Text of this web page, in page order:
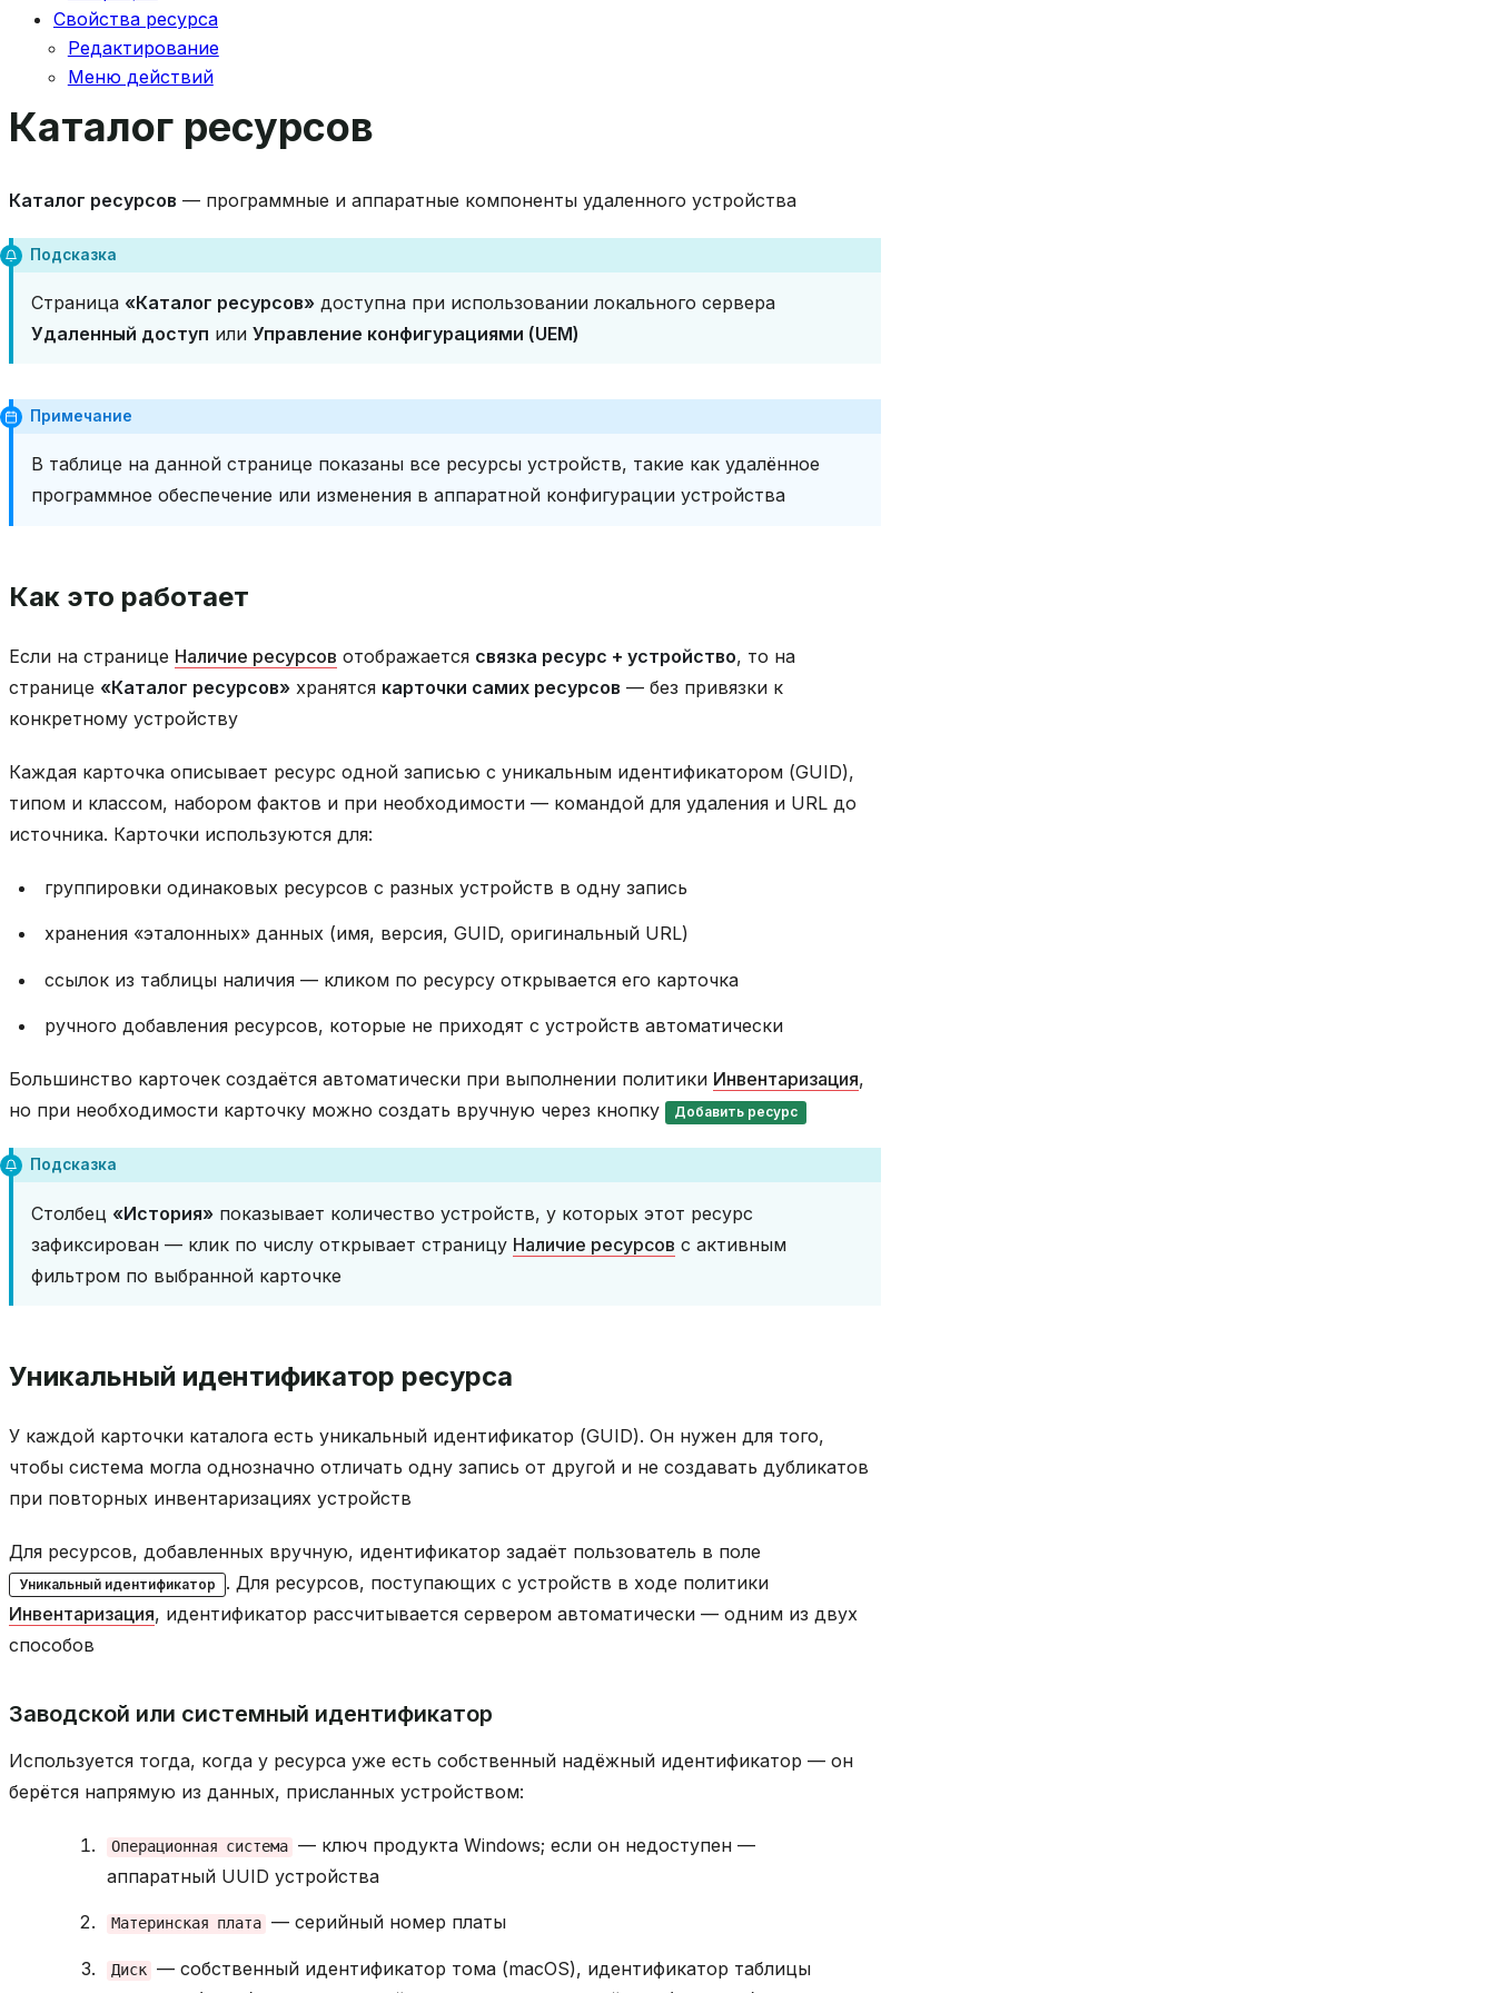
Свойства ресурса
Редактирование
Меню действий
Каталог ресурсов
Каталог ресурсов — программные и аппаратные компоненты удаленного устройства
Подсказка
Страница «Каталог ресурсов» доступна при использовании локального сервера
Удаленный доступ или Управление конфигурациями (UEM)
Примечание
В таблице на данной странице показаны все ресурсы устройств, такие как удалённое
программное обеспечение или изменения в аппаратной конфигурации устройства
Как это работает
Если на странице Наличие ресурсов отображается связка ресурс + устройство, то на
странице «Каталог ресурсов» хранятся карточки самих ресурсов — без привязки к
конкретному устройству
Каждая карточка описывает ресурс одной записью с уникальным идентификатором (GUID),
типом и классом, набором фактов и при необходимости — командой для удаления и URL до
источника. Карточки используются для:
группировки одинаковых ресурсов с разных устройств в одну запись
хранения «эталонных» данных (имя, версия, GUID, оригинальный URL)
ссылок из таблицы наличия — кликом по ресурсу открывается его карточка
ручного добавления ресурсов, которые не приходят с устройств автоматически
Большинство карточек создаётся автоматически при выполнении политики Инвентаризация,
но при необходимости карточку можно создать вручную через кнопку
Добавить ресурс
Подсказка
Столбец «История» показывает количество устройств, у которых этот ресурс
зафиксирован — клик по числу открывает страницу Наличие ресурсов с активным
фильтром по выбранной карточке
Уникальный идентификатор ресурса
У каждой карточки каталога есть уникальный идентификатор (GUID). Он нужен для того,
чтобы система могла однозначно отличать одну запись от другой и не создавать дубликатов
при повторных инвентаризациях устройств
Для ресурсов, добавленных вручную, идентификатор задаёт пользователь в поле
Уникальный идентификатор
. Для ресурсов, поступающих с устройств в ходе политики
Инвентаризация, идентификатор рассчитывается сервером автоматически — одним из двух
способов
Заводской или системный идентификатор
Используется тогда, когда у ресурса уже есть собственный надёжный идентификатор — он
берётся напрямую из данных, присланных устройством:
Операционная система — ключ продукта Windows; если он недоступен —
аппаратный UUID устройства
Материнская плата — серийный номер платы
Диск — собственный идентификатор тома (macOS), идентификатор таблицы